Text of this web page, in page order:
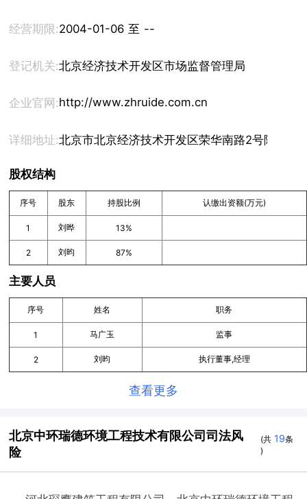
经营期限: 2004-01-06 至 --
登记机关:北京经济技术开发区市场监督管理局
企业官网:http://www.zhruide.com.cn
详细地址:北京市北京经济技术开发区荣华南路2号院2号
股权结构
序号 股东 持股比例 认缴出资额(万元)
1 刘晔 13%
2 刘昀 87%
主要人员
序号 姓名 职务
1 马广玉 监事
2 刘昀 执行董事,经理
查看更多
北京中环瑞德环境工程技术有限公司司法风
险
(共 19条
)